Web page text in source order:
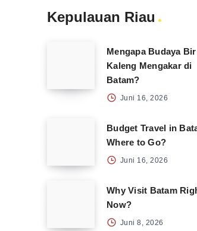
Kepulauan Riau
Mengapa Budaya Bir
Kaleng Mengakar di
Batam?
Juni 16, 2026
Budget Travel in
Where to Go?
Juni 16, 2026
Why Visit Batam
Now?
Juni 8, 2026